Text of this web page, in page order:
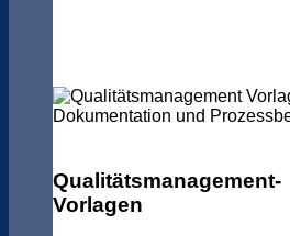
Qualitätsmanagement-
Vorlagen